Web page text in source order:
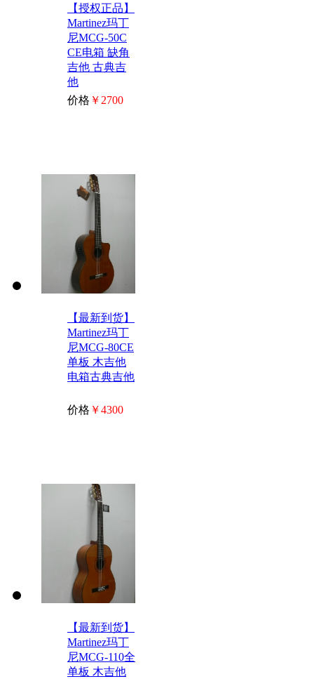
【授权正品】
Martinez玛丁
尼MCG-50C
CE电箱 缺角
吉他 古典吉
他
价格 ￥2700
【最新到货】
Martinez玛丁
尼MCG-80CE
单板 木吉他
电箱古典吉他
价格 ￥4300
【最新到货】
Martinez玛丁
尼MCG-110全
单板 木吉他